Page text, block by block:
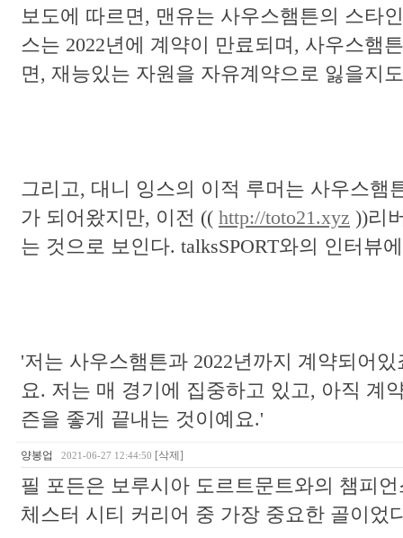
보도에 따르면, 맨유는 사우스햄튼의 스타
스는 2022년에 계약이 만료되며, 사우스햄
면, 재능있는 자원을 자유계약으로 잃을지
그리고, 대니 잉스의 이적 루머는 사우스햄
가 되어왔지만, 이전 (( http://toto21.xyz ))리
는 것으로 보인다. talksSPORT와의 인터뷰
'저는 사우스햄튼과 2022년까지 계약되어
요. 저는 매 경기에 집중하고 있고, 아직 계
즌을 좋게 끝내는 것이예요.'
양봉업 2021-06-27 12:44:50 [삭제]
필 포든은 보루시아 도르트문트와의 챔피
체스터 시티 커리어 중 가장 중요한 골이었